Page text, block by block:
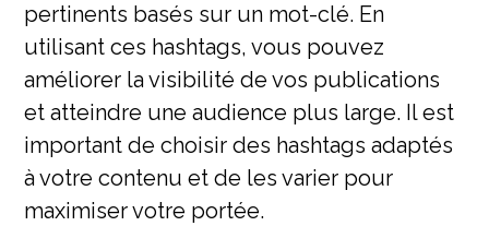
pertinents basés sur un mot-clé. En
utilisant ces hashtags, vous pouvez
améliorer la visibilité de vos publications
et atteindre une audience plus large. Il est
important de choisir des hashtags adaptés
à votre contenu et de les varier pour
maximiser votre portée.